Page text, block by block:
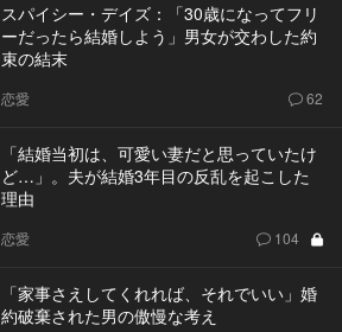
スパイシー・デイズ：「30歳になってフリ
ーだったら結婚しよう」男女が交わした約
束の結末
恋愛 62
「結婚当初は、可愛い妻だと思っていたけ
ど…」。夫が結婚3年目の反乱を起こした
理由
恋愛 104
「家事さえしてくれれば、それでいい」婚
約破棄された男の傲慢な考え